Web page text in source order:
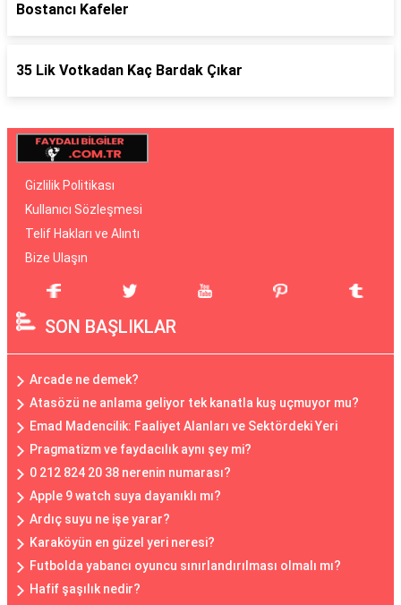
Bostancı Kafeler
35 Lik Votkadan Kaç Bardak Çıkar
Gizlilik Politikası
Kullanıcı Sözleşmesi
Telif Hakları ve Alıntı
Bize Ulaşın
SON BAŞLIKLAR
Arcade ne demek?
Atasözü ne anlama geliyor tek kanatla kuş uçmuyor mu?
Emad Madencilik: Faaliyet Alanları ve Sektördeki Yeri
Pragmatizm ve faydacılık aynı şey mi?
0 212 824 20 38 nerenin numarası?
Apple 9 watch suya dayanıklı mı?
Ardıç suyu ne işe yarar?
Karaköyün en güzel yeri neresi?
Futbolda yabancı oyuncu sınırlandırılması olmalı mı?
Hafif şaşılık nedir?